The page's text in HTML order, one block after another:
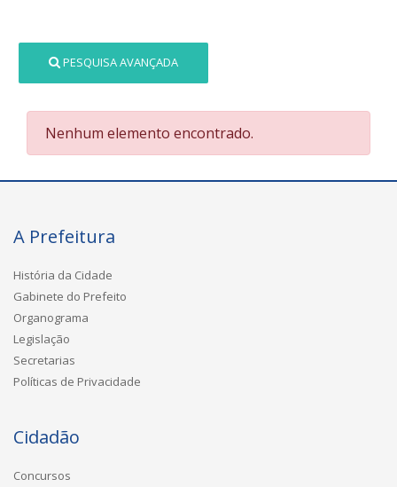
PESQUISA AVANÇADA
Nenhum elemento encontrado.
A Prefeitura
História da Cidade
Gabinete do Prefeito
Organograma
Legislação
Secretarias
Políticas de Privacidade
Cidadão
Concursos